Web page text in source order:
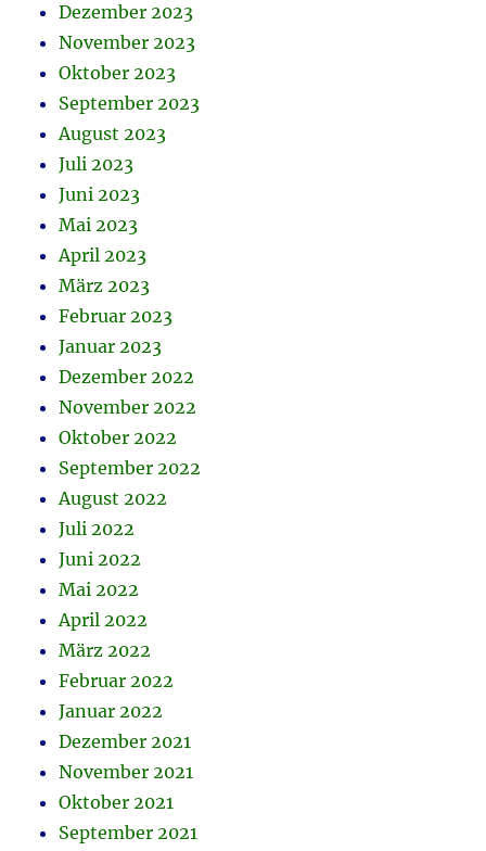
Dezember 2023
November 2023
Oktober 2023
September 2023
August 2023
Juli 2023
Juni 2023
Mai 2023
April 2023
März 2023
Februar 2023
Januar 2023
Dezember 2022
November 2022
Oktober 2022
September 2022
August 2022
Juli 2022
Juni 2022
Mai 2022
April 2022
März 2022
Februar 2022
Januar 2022
Dezember 2021
November 2021
Oktober 2021
September 2021